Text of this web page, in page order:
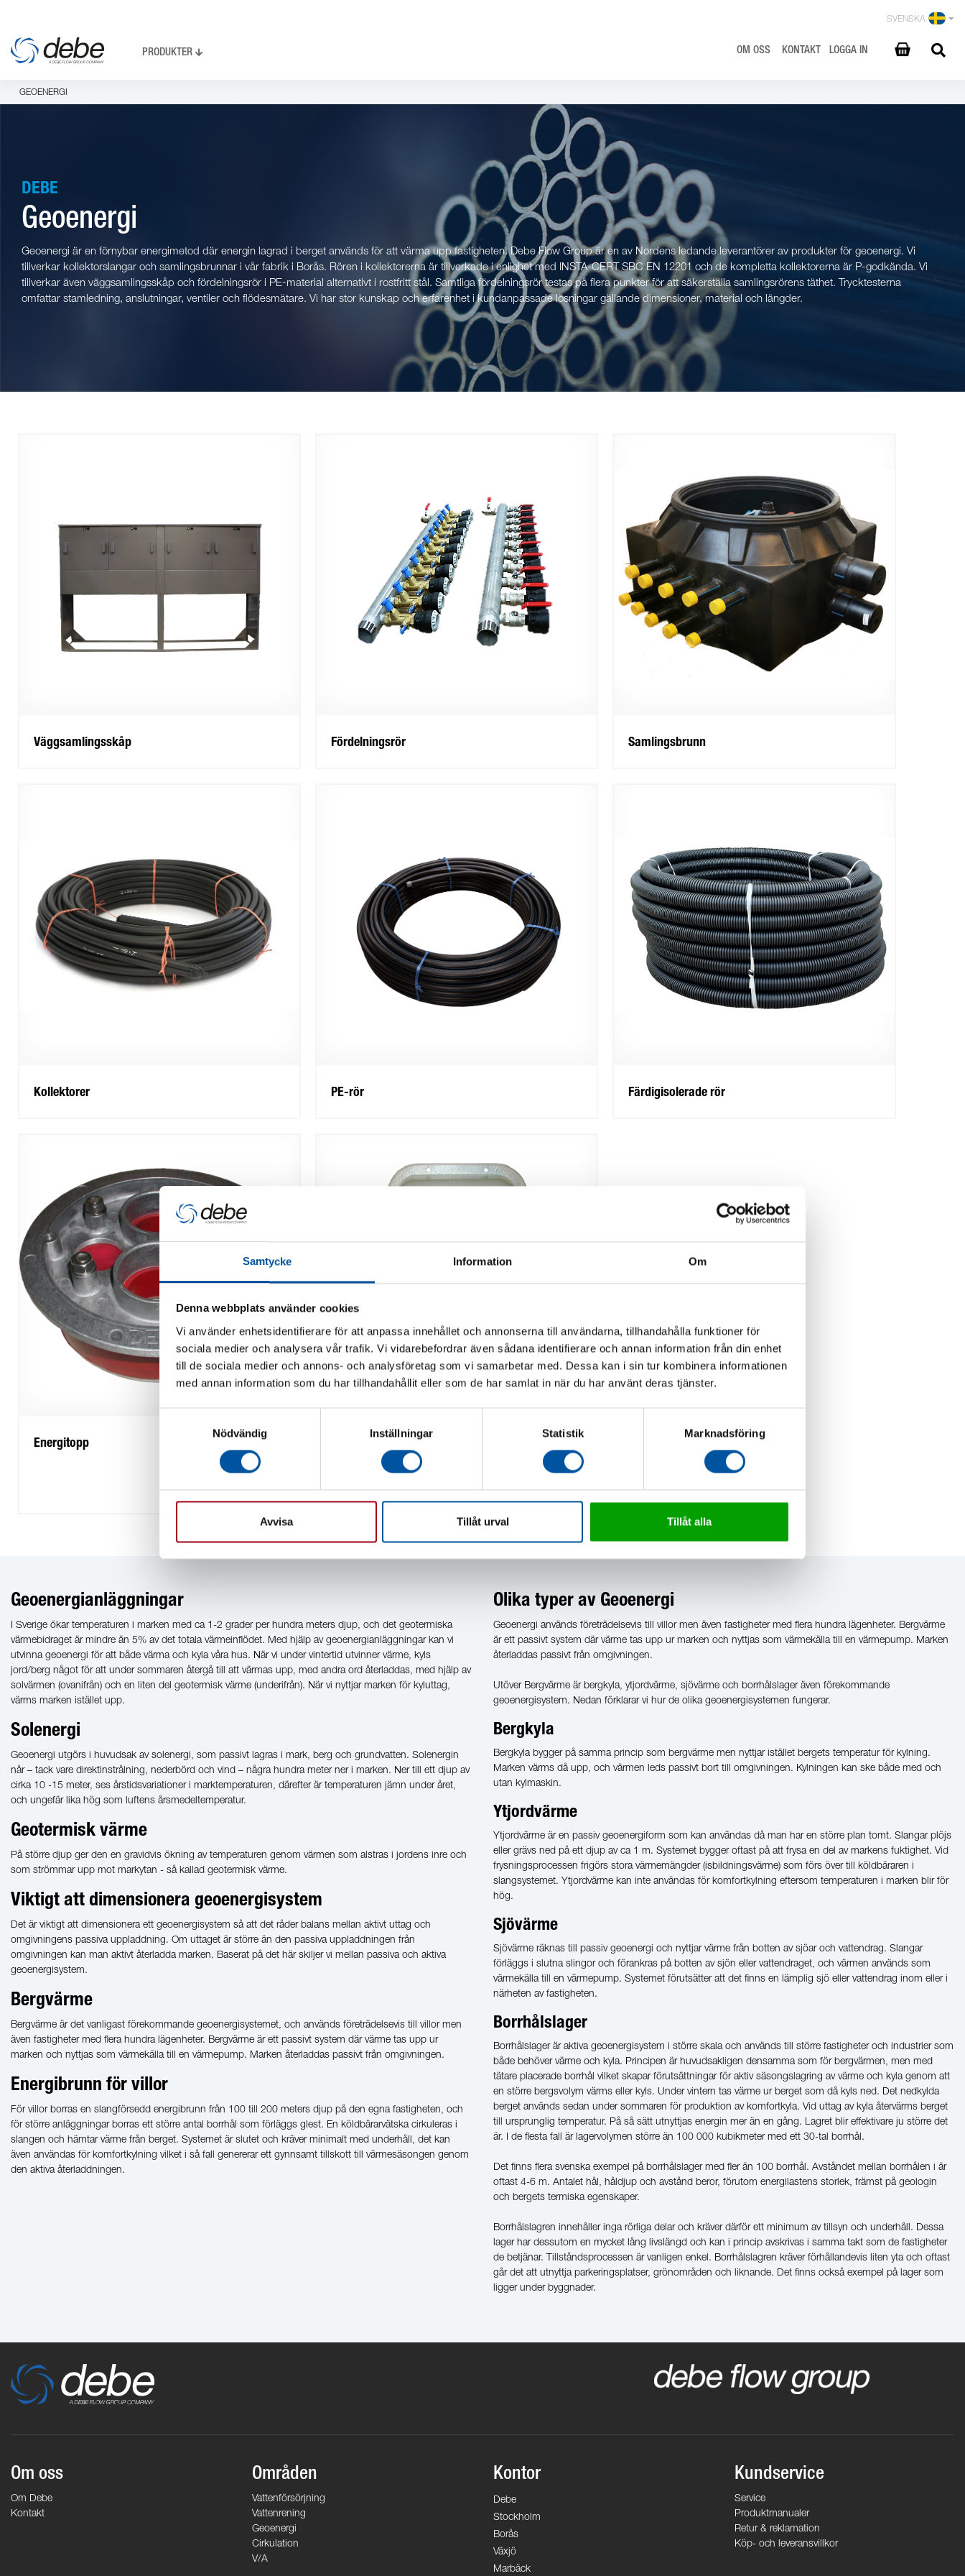
Samtycke Information Om
Denna webbplats använder cookies
Vi använder enhetsidentifierare för att anpassa innehållet och annonserna till användarna, tillhandahålla funktioner för
sociala medier och analysera vår trafik. Vi vidarebefordrar även sådana identifierare och annan information från din enhet
till de sociala medier och annons- och analysföretag som vi samarbetar med. Dessa kan i sin tur kombinera informationen
med annan information som du har tillhandahållit eller som de har samlat in när du har använt deras tjänster.
Nödvändig
Inställningar Statistik Marknadsföring
Avvisa Tillåt urval Tillåt alla
SVENSKA
PRODUKTER OM OSS KONTAKT LOGGA IN
GEOENERGI
DEBE
Geoenergi
Geoenergi är en förnybar energimetod där energin lagrad i berget används för att värma upp fastigheten. Debe Flow Group är en av Nordens ledande leverantörer av produkter för geoenergi. Vi
tillverkar kollektorslangar och samlingsbrunnar i vår fabrik i Borås. Rören i kollektorerna är tillverkade i enlighet med INSTA-CERT SBC EN 12201 och de kompletta kollektorerna är P-godkända. Vi
tillverkar även väggsamlingsskåp och fördelningsrör i PE-material alternativt i rostfritt stål. Samtliga fördelningsrör testas på flera punkter för att säkerställa samlingsrörens täthet. Trycktesterna
omfattar stamledning, anslutningar, ventiler och flödesmätare. Vi har stor kunskap och erfarenhet i kundanpassade lösningar gällande dimensioner, material och längder.
Väggsamlingsskåp Fördelningsrör Samlingsbrunn
Kollektorer PE-rör Färdigisolerade rör
Energitopp
Geoenergianläggningar
I Sverige ökar temperaturen i marken med ca 1-2 grader per hundra meters djup, och det geotermiska
värmebidraget är mindre än 5% av det totala värmeinflödet. Med hjälp av geoenergianläggningar kan vi
utvinna geoenergi för att både värma och kyla våra hus. När vi under vintertid utvinner värme, kyls
jord/berg något för att under sommaren återgå till att värmas upp, med andra ord återladdas, med hjälp av
solvärmen (ovanifrån) och en liten del geotermisk värme (underifrån). När vi nyttjar marken för kyluttag,
värms marken istället upp.
Solenergi
Geoenergi utgörs i huvudsak av solenergi, som passivt lagras i mark, berg och grundvatten. Solenergin
når – tack vare direktinstrålning, nederbörd och vind – några hundra meter ner i marken. Ner till ett djup av
cirka 10 -15 meter, ses årstidsvariationer i marktemperaturen, därefter är temperaturen jämn under året,
och ungefär lika hög som luftens årsmedeltemperatur.
Geotermisk värme
På större djup ger den en gravidvis ökning av temperaturen genom värmen som alstras i jordens inre och
som strömmar upp mot markytan - så kallad geotermisk värme.
Viktigt att dimensionera geoenergisystem
Det är viktigt att dimensionera ett geoenergisystem så att det råder balans mellan aktivt uttag och
omgivningens passiva uppladdning. Om uttaget är större än den passiva uppladdningen från
omgivningen kan man aktivt återladda marken. Baserat på det här skiljer vi mellan passiva och aktiva
geoenergisystem.
Bergvärme
Bergvärme är det vanligast förekommande geoenergisystemet, och används företrädelsevis till villor men
även fastigheter med flera hundra lägenheter. Bergvärme är ett passivt system där värme tas upp ur
marken och nyttjas som värmekälla till en värmepump. Marken återladdas passivt från omgivningen.
Energibrunn för villor
För villor borras en slangförsedd energibrunn från 100 till 200 meters djup på den egna fastigheten, och
för större anläggningar borras ett större antal borrhål som förläggs glest. En köldbärarvätska cirkuleras i
slangen och hämtar värme från berget. Systemet är slutet och kräver minimalt med underhåll, det kan
även användas för komfortkylning vilket i så fall genererar ett gynnsamt tillskott till värmesäsongen genom
den aktiva återladdningen.
Olika typer av Geoenergi
Geoenergi används företrädelsevis till villor men även fastigheter med flera hundra lägenheter. Bergvärme
är ett passivt system där värme tas upp ur marken och nyttjas som värmekälla till en värmepump. Marken
återladdas passivt från omgivningen.
Utöver Bergvärme är bergkyla, ytjordvärme, sjövärme och borrhålslager även förekommande
geoenergisystem. Nedan förklarar vi hur de olika geoenergisystemen fungerar.
Bergkyla
Bergkyla bygger på samma princip som bergvärme men nyttjar istället bergets temperatur för kylning.
Marken värms då upp, och värmen leds passivt bort till omgivningen. Kylningen kan ske både med och
utan kylmaskin.
Ytjordvärme
Ytjordvärme är en passiv geoenergiform som kan användas då man har en större plan tomt. Slangar plöjs
eller grävs ned på ett djup av ca 1 m. Systemet bygger oftast på att frysa en del av markens fuktighet. Vid
frysningsprocessen frigörs stora värmemängder (isbildningsvärme) som förs över till köldbäraren i
slangsystemet. Ytjordvärme kan inte användas för komfortkylning eftersom temperaturen i marken blir för
hög.
Sjövärme
Sjövärme räknas till passiv geoenergi och nyttjar värme från botten av sjöar och vattendrag. Slangar
förläggs i slutna slingor och förankras på botten av sjön eller vattendraget, och värmen används som
värmekälla till en värmepump. Systemet förutsätter att det finns en lämplig sjö eller vattendrag inom eller i
närheten av fastigheten.
Borrhålslager
Borrhålslager är aktiva geoenergisystem i större skala och används till större fastigheter och industrier som
både behöver värme och kyla. Principen är huvudsakligen densamma som för bergvärmen, men med
tätare placerade borrhål vilket skapar förutsättningar för aktiv säsongslagring av värme och kyla genom att
en större bergsvolym värms eller kyls. Under vintern tas värme ur berget som då kyls ned. Det nedkylda
berget används sedan under sommaren för produktion av komfortkyla. Vid uttag av kyla återvärms berget
till ursprunglig temperatur. På så sätt utnyttjas energin mer än en gång. Lagret blir effektivare ju större det
är. I de flesta fall är lagervolymen större än 100 000 kubikmeter med ett 30-tal borrhål.
Det finns flera svenska exempel på borrhålslager med fler än 100 borrhål. Avståndet mellan borrhålen i är
oftast 4-6 m. Antalet hål, håldjup och avstånd beror, förutom energilastens storlek, främst på geologin
och bergets termiska egenskaper.
Borrhålslagren innehåller inga rörliga delar och kräver därför ett minimum av tillsyn och underhåll. Dessa
lager har dessutom en mycket lång livslängd och kan i princip avskrivas i samma takt som de fastigheter
de betjänar. Tillståndsprocessen är vanligen enkel. Borrhålslagren kräver förhållandevis liten yta och oftast
går det att utnyttja parkeringsplatser, grönområden och liknande. Det finns också exempel på lager som
ligger under byggnader.
Om oss
Om Debe
Kontakt
Områden
Vattenförsörjning
Vattenrening
Geoenergi
Cirkulation
V/A
Kontor
Debe
Stockholm
Borås
Växjö
Marbäck
Kundservice
Service
Produktmanualer
Retur & reklamation
Köp- och leveransvillkor